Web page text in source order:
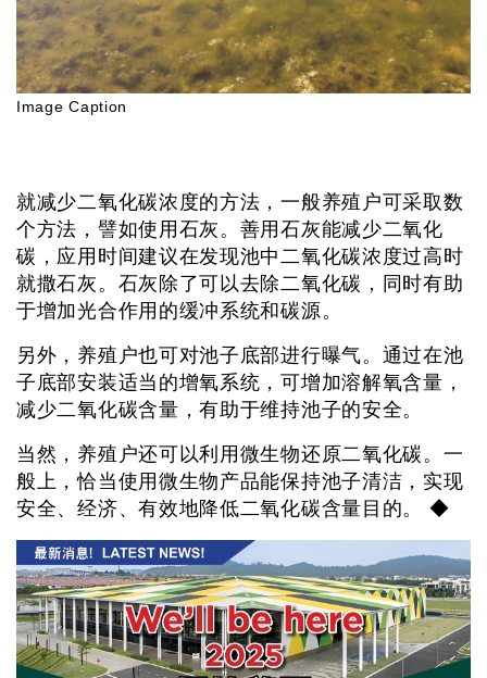
Image Caption
就减少二氧化碳浓度的方法，一般养殖户可采取数
个方法，譬如使用石灰。善用石灰能减少二氧化
碳，应用时间建议在发现池中二氧化碳浓度过高时
就撒石灰。石灰除了可以去除二氧化碳，同时有助
于增加光合作用的缓冲系统和碳源。
另外，养殖户也可对池子底部进行曝气。通过在池
子底部安装适当的增氧系统，可增加溶解氧含量，
减少二氧化碳含量，有助于维持池子的安全。
当然，养殖户还可以利用微生物还原二氧化碳。一
般上，恰当使用微生物产品能保持池子清洁，实现
安全、经济、有效地降低二氧化碳含量目的。 ◆